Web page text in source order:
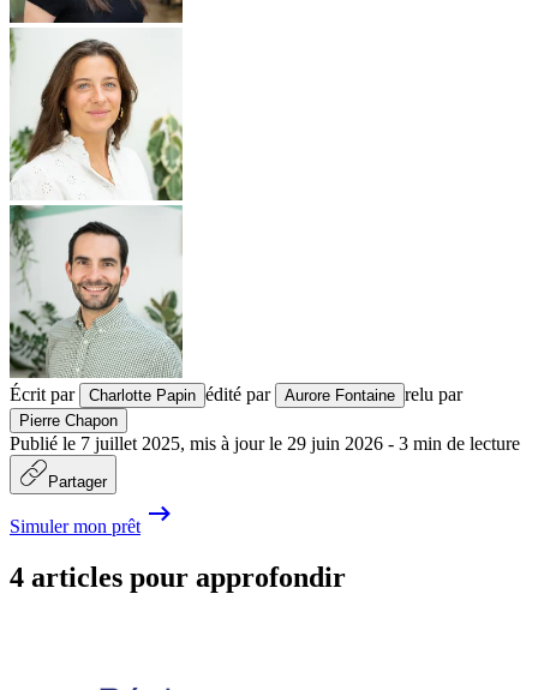
Écrit par Charlotte Papin édité par Aurore Fontaine relu par
Pierre Chapon
Publié le 7 juillet 2025, mis à jour le 29 juin 2026 - 3 min de lecture
Partager
Simuler mon prêt
4 articles pour approfondir